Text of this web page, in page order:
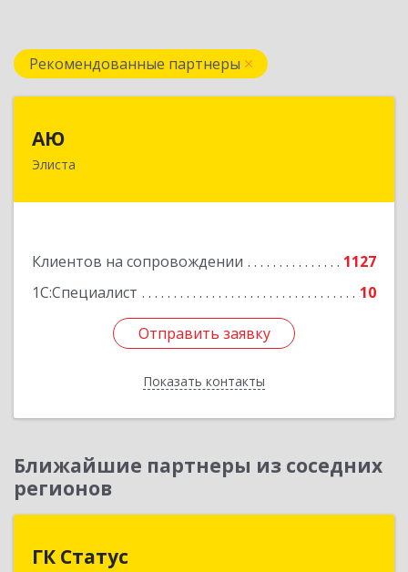
Рекомендованные партнеры
АЮ
Элиста
Клиентов на сопровождении
1127
1С:Специалист
10
Отправить заявку
Показать контакты
358009, Калмыкия Респ, Элиста г, А.С.Пушкина
Отправить заявку
Назад
Ближайшие партнеры из соседних
регионов
ГК Статус